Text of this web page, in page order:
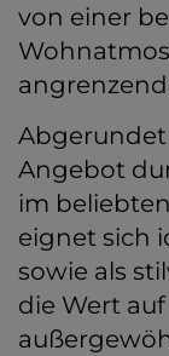
von einer
Angebot
im
eignet sich
sowie als
die Wert